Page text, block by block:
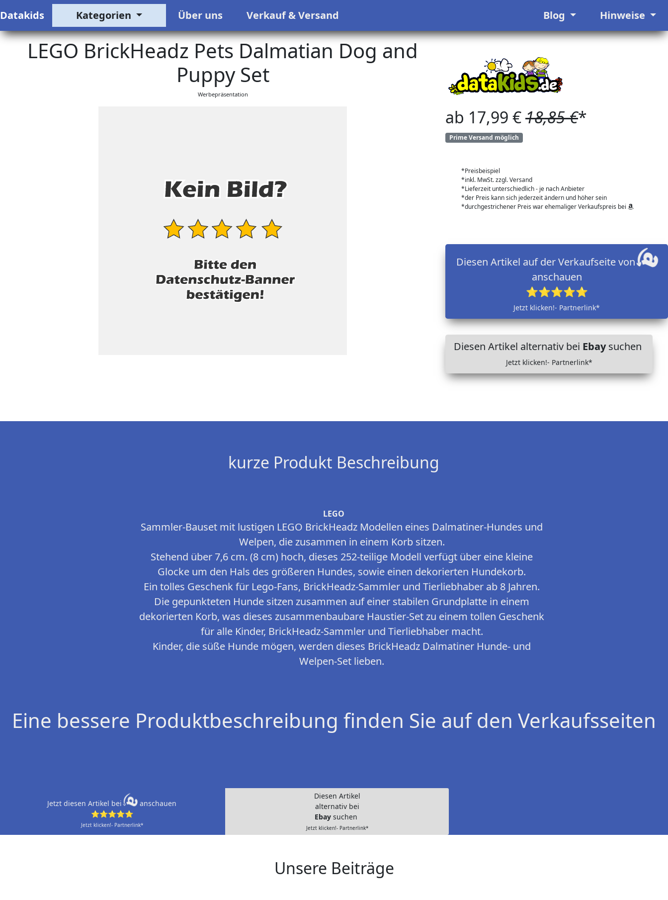
Datakids Kategorien Über uns Verkauf & Versand Blog Hinweise
LEGO BrickHeadz Pets Dalmatian Dog and
Puppy Set
Werbepräsentation
ab 17,99 €18,85 €*
Prime Versand möglich
*Preisbeispiel
*inkl. MwSt. zzgl. Versand
*Lieferzeit unterschiedlich - je nach Anbieter
*der Preis kann sich jederzeit ändern und höher sein
*durchgestrichener Preis war ehemaliger Verkaufspreis bei
Diesen Artikel auf der Verkaufseite von
anschauen
⭐⭐⭐⭐⭐
Jetzt klicken!- Partnerlink*
Diesen Artikel alternativ bei Ebaysuchen
Jetzt klicken!- Partnerlink*
kurze Produkt Beschreibung
LEGO
Sammler-Bauset mit lustigen LEGO BrickHeadz Modellen eines Dalmatiner-Hundes und
Welpen, die zusammen in einem Korb sitzen.
Stehend über 7,6 cm. (8 cm) hoch, dieses 252-teilige Modell verfügt über eine kleine
Glocke um den Hals des größeren Hundes, sowie einen dekorierten Hundekorb.
Ein tolles Geschenk für Lego-Fans, BrickHeadz-Sammler und Tierliebhaber ab 8 Jahren.
Die gepunkteten Hunde sitzen zusammen auf einer stabilen Grundplatte in einem
dekorierten Korb, was dieses zusammenbaubare Haustier-Set zu einem tollen Geschenk
für alle Kinder, BrickHeadz-Sammler und Tierliebhaber macht.
Kinder, die süße Hunde mögen, werden dieses BrickHeadz Dalmatiner Hunde- und
Welpen-Set lieben.
Eine bessere Produktbeschreibung finden Sie auf den Verkaufsseiten
Jetzt diesen Artikel bei
anschauen
⭐⭐⭐⭐⭐
Jetzt klicken!- Partnerlink*
Diesen Artikel
alternativ bei
Ebay suchen
Jetzt klicken!- Partnerlink*
Unsere Beiträge